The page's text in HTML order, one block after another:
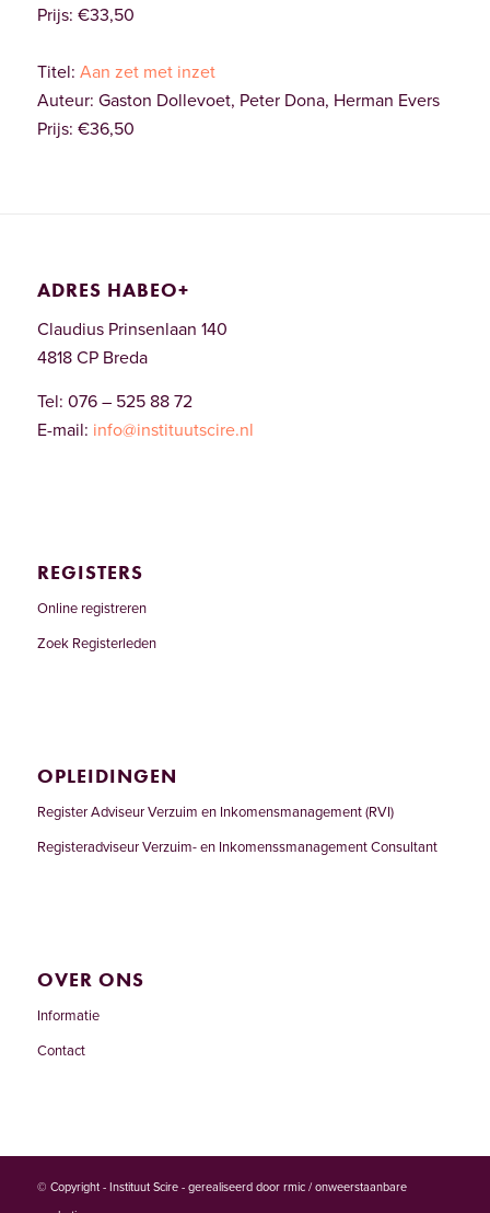
Prijs: €33,50
Titel: Aan zet met inzet
Auteur: Gaston Dollevoet, Peter Dona, Herman Evers
Prijs: €36,50
ADRES HABEO+
Claudius Prinsenlaan 140
4818 CP Breda
Tel: 076 – 525 88 72
E-mail: info@instituutscire.nl
REGISTERS
Online registreren
Zoek Registerleden
OPLEIDINGEN
Register Adviseur Verzuim en Inkomensmanagement (RVI)
Registeradviseur Verzuim- en Inkomenssmanagement Consultant
OVER ONS
Informatie
Contact
© Copyright - Instituut Scire - gerealiseerd door rmic / onweerstaanbare